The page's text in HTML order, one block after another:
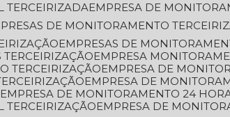
TERCEIRIZADA
EMPRESA DE
DE MONITORAMENTO
EMPRESAS DE
TERCEIRIZAÇÃO
EMPRESA
TERCEIRIZAÇÃO
EMPRESA DE
EMPRESA DE
EMPRESA DE MONITORAMENTO 24
TERCEIRIZAÇÃO
EMPRESA DE